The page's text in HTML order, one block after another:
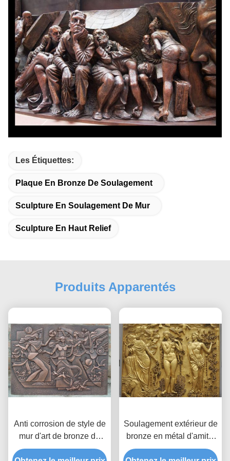
Les Étiquettes:
Plaque En Bronze De Soulagement
Sculpture En Soulagement De Mur
Sculpture En Haut Relief
Produits Apparentés
Anti corrosion de style de
mur d'art de bronze de
soulagement de bâti de
Soulagement extérieur de
bronze en métal d'amitié
pour la taille adaptée aux